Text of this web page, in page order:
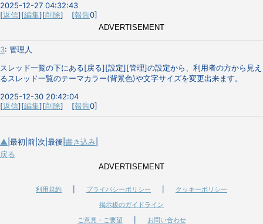
2025-12-27 04:32:43
[返信][編集][削除] [報告0]
ADVERTISEMENT
3: 管理人
スレッド一覧の下にある[戻る][設定][管理]の設定から、利用者の方から見え
るスレッド一覧のテーマカラー(背景色)や文字サイズを変更出来ます。
2025-12-30 20:42:04
[返信][編集][削除] [報告0]
▲ |最初|前|次|最後| 書き込み
戻る
ADVERTISEMENT
利用規約 プライバシーポリシー
クッキーポリシー
掲示板のガイドライン
ご意見・ご要望
お問い合わせ